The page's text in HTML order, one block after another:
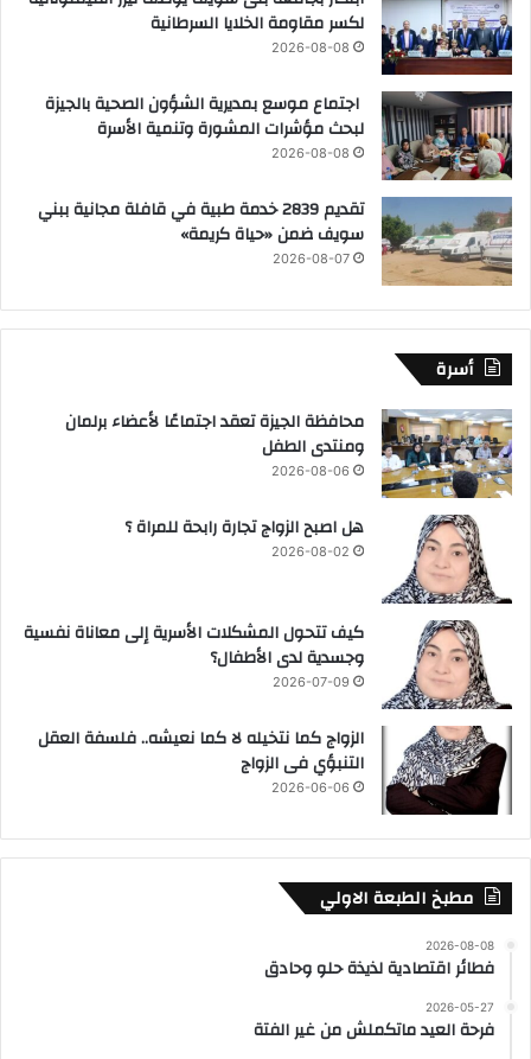
لكسر مقاومة الخلايا السرطانية
2026-08-08
اجتماع موسع بمديرية الشؤون الصحية بالجيزة
لبحث مؤشرات المشورة وتنمية الأسرة
2026-08-08
تقديم 2839 خدمة طبية في قافلة مجانية ببني
سويف ضمن «حياة كريمة»
2026-08-07
أسرة
محافظة الجيزة تعقد اجتماعًا لأعضاء برلمان
ومنتدى الطفل
2026-08-06
هل اصبح الزواج تجارة رابحة للمراة ؟
2026-08-02
كيف تتحول المشكلات الأسرية إلى معاناة نفسية
وجسدية لدى الأطفال؟
2026-07-09
الزواج كما نتخيله لا كما نعيشه.. فلسفة العقل
التنبؤي فى الزواج
2026-06-06
مطبخ الطبعة الاولي
2026-08-08
فطائر اقتصادية لذيذة حلو وحادق
2026-05-27
فرحة العيد ماتكملش من غير الفتة